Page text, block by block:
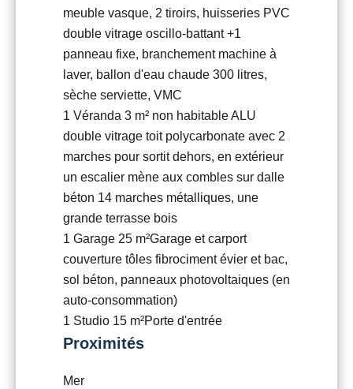
meuble vasque, 2 tiroirs, huisseries PVC
double vitrage oscillo-battant +1
panneau fixe, branchement machine à
laver, ballon d'eau chaude 300 litres,
sèche serviette, VMC
1 Véranda 3 m² non habitable ALU
double vitrage toit polycarbonate avec 2
marches pour sortit dehors, en extérieur
un escalier mène aux combles sur dalle
béton 14 marches métalliques, une
grande terrasse bois
1 Garage 25 m²Garage et carport
couverture tôles fibrociment évier et bac,
sol béton, panneaux photovoltaiques (en
auto-consommation)
1 Studio 15 m²Porte d'entrée
Proximités
Mer